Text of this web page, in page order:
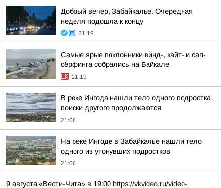
Добрый вечер, Забайкалье. Очередная
неделя подошла к концу
21:19
Самые ярые поклонники винд-, кайт- и сап-
сёрфинга собрались на Байкале
21:19
В реке Ингода нашли тело одного подростка,
поиски другого продолжаются
21:06
На реке Ингоде в Забайкалье нашли тело
одного из утонувших подростков
21:06
9 августа «Вести-Чита» в 19:00 https://vkvideo.ru/video-